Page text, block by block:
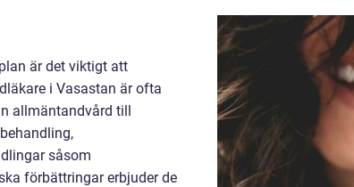
är det viktigt att
i Vasastan är ofta
allmäntandvård till
såsom
förbättringar erbjuder de